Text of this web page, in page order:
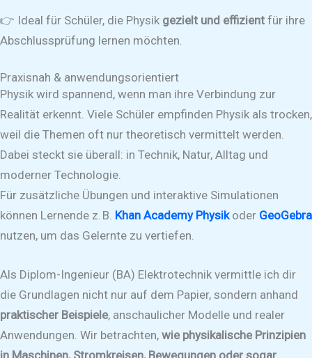
👉 Ideal für Schüler, die Physik gezielt und effizient für ihre
Abschlussprüfung lernen möchten.
Praxisnah & anwendungsorientiert
Physik wird spannend, wenn man ihre Verbindung zur
Realität erkennt. Viele Schüler empfinden Physik als trocken,
weil die Themen oft nur theoretisch vermittelt werden.
Dabei steckt sie überall: in Technik, Natur, Alltag und
moderner Technologie.
Für zusätzliche Übungen und interaktive Simulationen
können Lernende z. B. Khan Academy Physikoder GeoGebra
nutzen, um das Gelernte zu vertiefen.
Als Diplom-Ingenieur (BA) Elektrotechnik vermittle ich dir
die Grundlagen nicht nur auf dem Papier, sondern anhand
praktischer Beispiele, anschaulicher Modelle und realer
Anwendungen. Wir betrachten, wie physikalische Prinzipien
in Maschinen, Stromkreisen, Bewegungen oder sogar